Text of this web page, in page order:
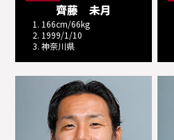
齊藤 未月
1. 166cm/66kg
2. 1999/1/10
3. 神奈川県